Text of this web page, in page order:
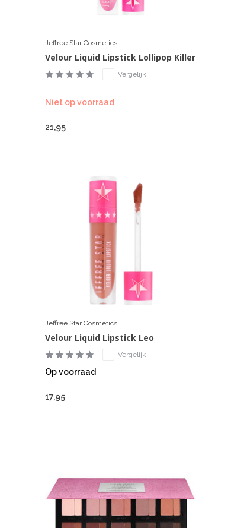
Jeffree Star Cosmetics
Velour Liquid Lipstick Lollipop Killer
Vergelijk
Niet op voorraad
21,95
Jeffree Star Cosmetics
Velour Liquid Lipstick Leo
Vergelijk
Op voorraad
17,95